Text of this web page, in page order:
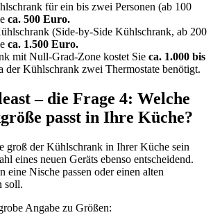
für ein bis zwei Personen (ab 100
ca. 500 Euro.
(Side-by-Side Kühlschrank, ab 200
ca. 1.500 Euro.
mit Null-Grad-Zone kostet Sie ca. 1.000 bis
der Kühlschrank zwei Thermostate benötigt.
– die Frage 4: Welche
passt in Ihre Küche?
groß der Kühlschrank in Ihrer Küche sein
eines neuen Geräts ebenso entscheidend.
eine Nische passen oder einen alten
soll.
Angabe zu Größen: